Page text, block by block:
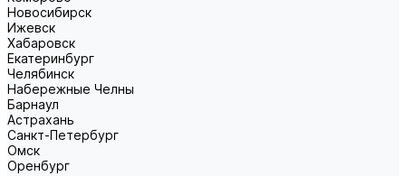
Новосибирск
Ижевск
Хабаровск
Екатеринбург
Челябинск
Набережные Челны
Барнаул
Астрахань
Санкт-Петербург
Омск
Оренбург